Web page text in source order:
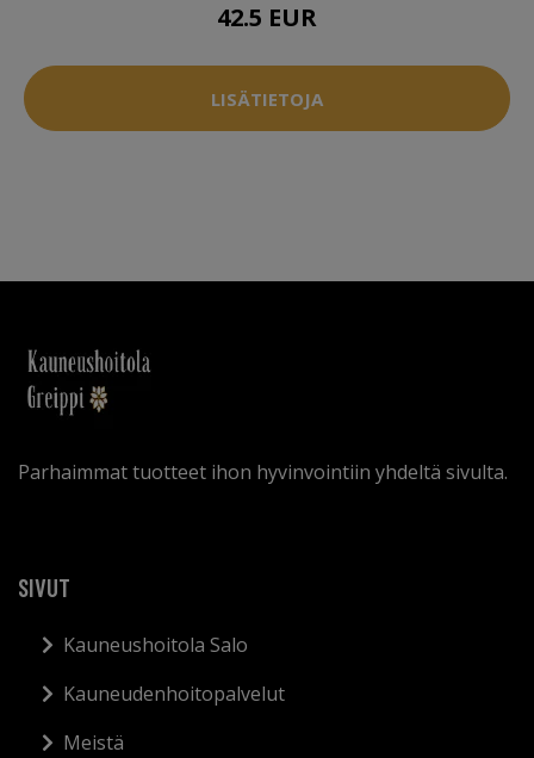
42.5 EUR
LISÄTIETOJA
Parhaimmat tuotteet ihon hyvinvointiin yhdeltä sivulta.
SIVUT
Kauneushoitola Salo
Kauneudenhoitopalvelut
Meistä